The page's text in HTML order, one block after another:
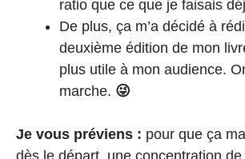
ratio que ce que je faisais
De plus, ça m’a décidé à
deuxième édition de mon
plus utile à mon audience.
marche. 😜
Je vous préviens : pour que ça
dès le départ, une concentration